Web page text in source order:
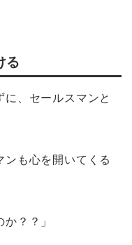
る
に、セールスマンと
ンも心を開いてくる
？？」